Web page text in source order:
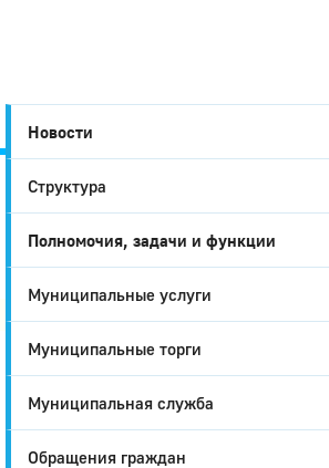
Город
Глазов
Новости
Структура
Полномочия, задачи и функции
Муниципальные услуги
Муниципальные торги
Муниципальная служба
Обращения граждан